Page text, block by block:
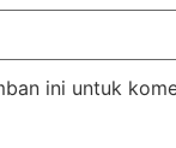
ini untuk